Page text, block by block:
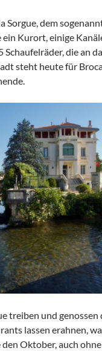
Sorgue, dem
Kurort, einige
die an
steht heute für
treiben und genossen
lassen erahnen,
Oktober, auch